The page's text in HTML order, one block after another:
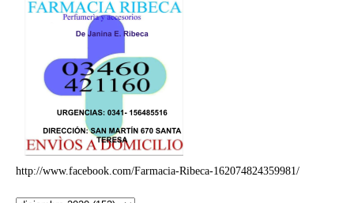
http://www.facebook.com/Farmacia-Ribeca-162074824359981/